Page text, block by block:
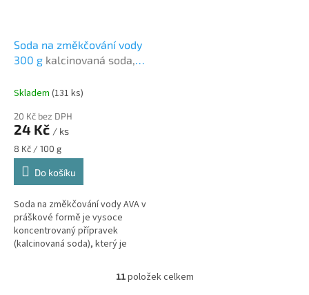
Soda na změkčování vody
300 g kalcinovaná soda,
namáčení
Skladem (131 ks)
20 Kč bez DPH
24 Kč / ks
Měrná
cena:
8 Kč / 100 g
Do košíku
Soda na změkčování vody AVA v
práškové formě je vysoce
koncentrovaný přípravek
(kalcinovaná soda), který je
praní v tvrdé vodě. Díky svému
O
11položek celkem